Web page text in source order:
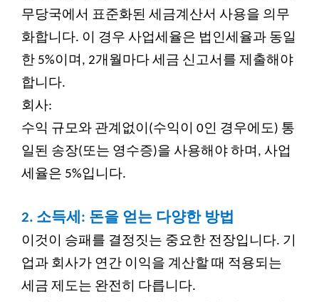
무당국에서 표준화된 세금계산서 사용을 의무
화합니다. 이 경우 사업세율은 법인세율과 동일
한 5%이며, 2개월마다 세금 신고서를 제출해야
합니다.
회사:
수익 규모와 관계없이(수익이 0인 경우에도) 통
일된 송장(또는 영수증)을 사용해야 하며, 사업
세율은 5%입니다.
2. 소득세: 돈을 얻는 다양한 방법
이것이 승패를 결정짓는 중요한 전장입니다. 기
업과 회사가 연간 이익을 계산할 때 적용되는
세금 제도는 완전히 다릅니다.